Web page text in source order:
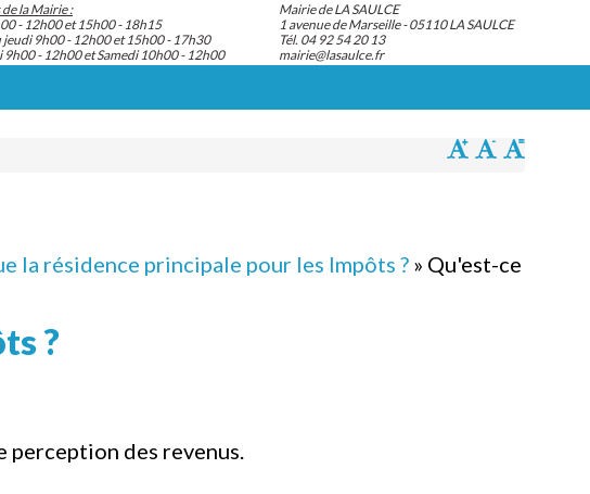
la Mairie :
- 12h00 et 15h00 - 18h15
jeudi 9h00 - 12h00 et 15h00 - 17h30
9h00 - 12h00 et Samedi 10h00 - 12h00
Mairie de LA SAULCE
1 avenue de Marseille - 05110 LA SAULCE
Tél. 04 92 54 20 13
mairie@lasaulce.fr
la résidence principale pour les Impôts ? » Qu'est-ce
?
des revenus.